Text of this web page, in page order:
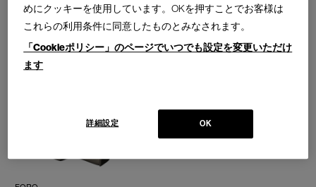
PROFESSIONAL
ONLINE STORE お問合せ
エアーフレーム 3001 スツール
めにクッキーを使用しています。OKを押すことでお客様は
これらの利用条件に同意したものとみなされます。
「Cookieポリシー」のページでいつでも設定を変更いただけ
ます
OK
詳細設定